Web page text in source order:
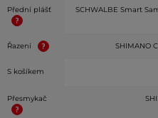
Přední plášť SCHWALBE Smart
Řazení SHIMANO
S košíkem
Přesmykač